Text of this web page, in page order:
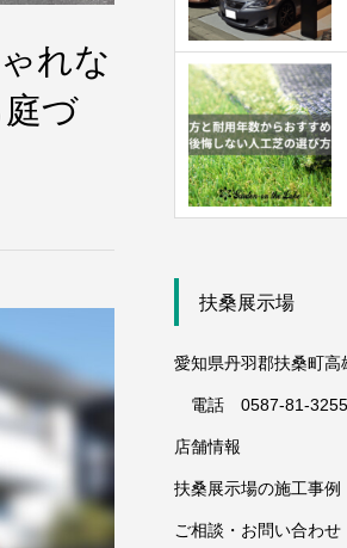
れな
づ
扶桑展示場
愛知県丹羽郡扶桑町高
電話 0587-81-3255
店舗情報
扶桑展示場の施工事例
ご相談・お問い合わせ